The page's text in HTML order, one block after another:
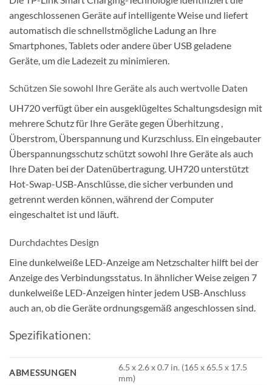
angeschlossenen Geräte auf intelligente Weise und liefert
automatisch die schnellstmögliche Ladung an Ihre
Smartphones, Tablets oder andere über USB geladene
Geräte, um die Ladezeit zu minimieren.
Schützen Sie sowohl Ihre Geräte als auch wertvolle Daten
UH720 verfügt über ein ausgeklügeltes Schaltungsdesign mit
mehrere Schutz für Ihre Geräte gegen Überhitzung ,
Überstrom, Überspannung und Kurzschluss. Ein eingebauter
Überspannungsschutz schützt sowohl Ihre Geräte als auch
Ihre Daten bei der Datenübertragung. UH720 unterstützt
Hot-Swap-USB-Anschlüsse, die sicher verbunden und
getrennt werden können, während der Computer
eingeschaltet ist und läuft.
Durchdachtes Design
Eine dunkelweiße LED-Anzeige am Netzschalter hilft bei der
Anzeige des Verbindungsstatus. In ähnlicher Weise zeigen 7
dunkelweiße LED-Anzeigen hinter jedem USB-Anschluss
auch an, ob die Geräte ordnungsgemäß angeschlossen sind.
Spezifikationen:
ABMESSUNGEN
6.5 x 2.6 x 0.7 in. (165 x 65.5 x 17.5
mm)